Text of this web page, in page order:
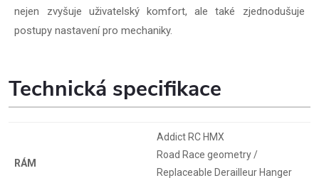
nejen zvyšuje uživatelský komfort, ale také zjednodušuje
postupy nastavení pro mechaniky.
Technická specifikace
RÁM
Addict RC HMX
Road Race geometry /
Replaceable Derailleur Hanger